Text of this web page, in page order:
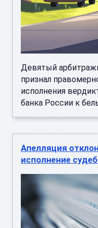
Девятый
признал
исполнения
банка России к
Апелляция
исполнение